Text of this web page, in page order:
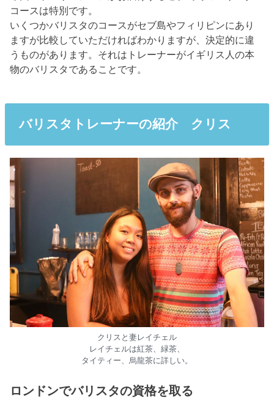
コースは特別です。
いくつかバリスタのコースがセブ島やフィリピンにあり
ますが比較していただければわかりますが、決定的に違
うものがあります。それはトレーナーがイギリス人の本
物のバリスタであることです。
バリスタトレーナーの紹介 クリス
クリスと妻レイチェル
レイチェルは紅茶、緑茶、
タイティー、烏龍茶に詳しい。
ロンドンでバリスタの資格を取る